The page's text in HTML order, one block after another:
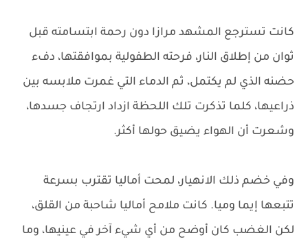
كانت تسترجع المشهد مرازا دون رحمة ابتسامته قبل
ثوان من إطلاق النار، فرحته الطفولية بموافقتها، دفء
حضنه الذي لم يكتمل، ثم الدماء التي غمرت ملابسه بين
ذراعيها، كلما تذكرت تلك اللحظة ازداد ارتجاف جسدها،
وشعرت أن الهواء يضيق حولها أكثر.
وفي خضم ذلك الانهيار، لمحت أماليا تقترب بسرعة
تتبعها إيما وميا. كانت ملامح أماليا شاحبة من القلق،
لكن الغضب كان أوضح من أي شيء آخر في عينيها، وما